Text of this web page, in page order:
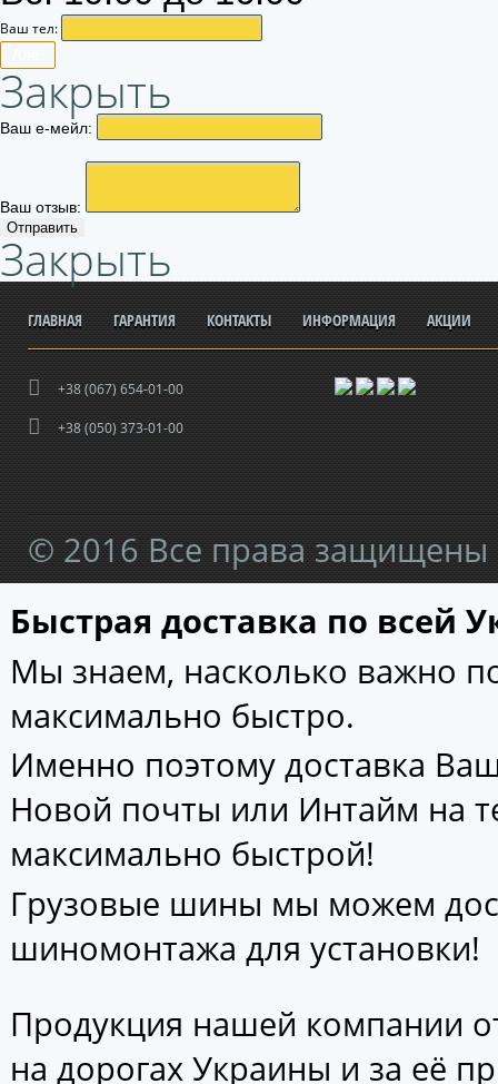
Ваш тел:
Закрыть
Ваш е-мейл:
Ваш отзыв:
Отправить
Закрыть
ГЛАВНАЯ ГАРАНТИЯ КОНТАКТЫ ИНФОРМАЦИЯ АКЦИИ
+38 (067) 654-01-00
+38 (050) 373-01-00
© 2016 Все права защищены
Быстрая доставка по всей
Мы знаем, насколько важно
максимально быстро.
Именно поэтому доставка
Новой почты или Интайм на
максимально быстрой!
Грузовые шины мы можем
шиномонтажа для установки!
Продукция нашей компании
на дорогах Украины и за её